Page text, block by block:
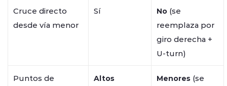
Cruce directo
desde vía menor
Sí No (se
reemplaza por
giro derecha +
U-turn)
Puntos de Altos Menores (se